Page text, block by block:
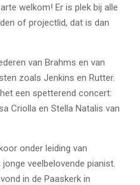
welkom! Er is plek bij alle
of projectlid, dat is dan
van Brahms en van
zoals Jenkins en Rutter.
een spetterend concert:
Criolla en Stella Natalis van
onder leiding van
veelbelovende pianist.
in de Paaskerk in